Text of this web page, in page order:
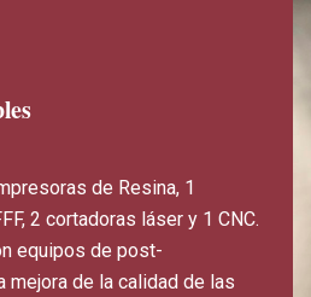
de Resina, 1
2 cortadoras láser y 1 CNC.
equipos de post-
mejora de la calidad de las